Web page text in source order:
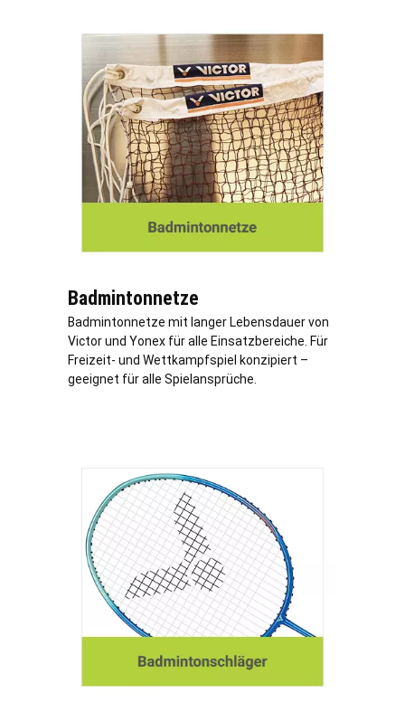
Badmintonnetze
Badmintonnetze mit langer Lebensdauer von
Victor und Yonex für alle Einsatzbereiche. Für
Freizeit- und Wettkampfspiel konzipiert –
geeignet für alle Spielansprüche.